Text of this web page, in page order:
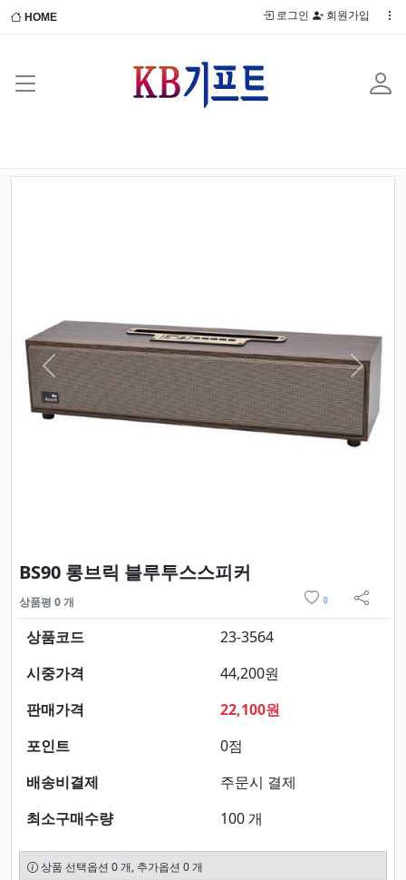
HOME 로그인 회원가입
Previous Next
BS90 롱브릭 블루투스스피커
상품평 0 개 0
sns 공
상품코드
23-3564
시중가격
44,200원
판매가격
22,100원
포인트
0점
배송비결제
주문시 결제
최소구매수량
100 개
상품 선택옵션 0 개, 추가옵션 0 개